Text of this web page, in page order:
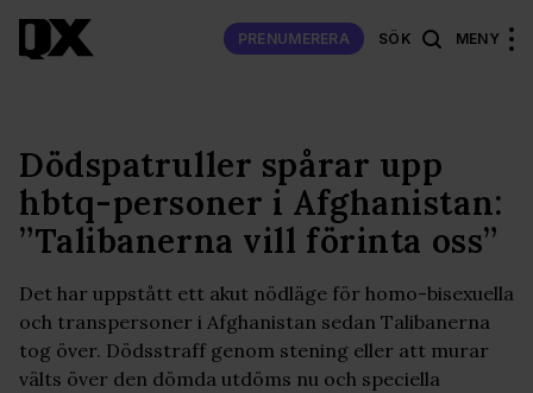
PRENUMERERA SÖK MENY
Dödspatruller spårar upp
hbtq-personer i Afghanistan:
”Talibanerna vill förinta oss”
Det har uppstått ett akut nödläge för homo-bisexuella
och transpersoner i Afghanistan sedan Talibanerna
tog över. Dödsstraff genom stening eller att murar
välts över den dömda utdöms nu och speciella